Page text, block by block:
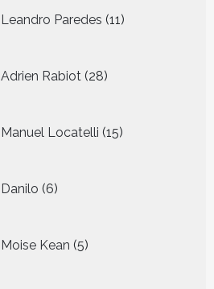
Leandro Paredes 11
producten
Adrien Rabiot 28
producten
Manuel Locatelli 15
producten
Danilo 6
producten
Moise Kean 5
producten